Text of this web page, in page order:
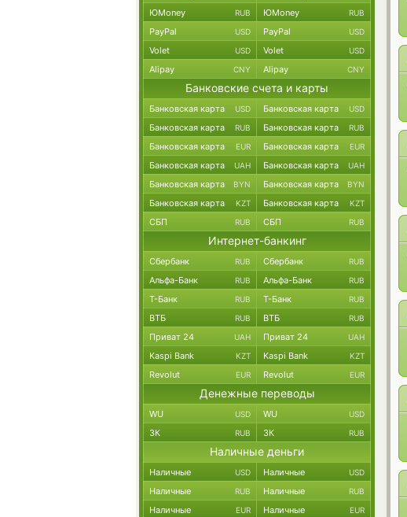
ЮMoney RUB ЮMoney RUB
PayPal USD PayPal USD
Volet USD Volet USD
Alipay CNY Alipay CNY
Банковские счета и карты
Банковская карта USD Банковская карта USD
Банковская карта RUB Банковская карта RUB
Банковская карта EUR Банковская карта EUR
Банковская карта UAH Банковская карта UAH
Банковская карта BYN Банковская карта BYN
Банковская карта KZT Банковская карта KZT
СБП RUB СБП RUB
Интернет-банкинг
Сбербанк RUB Сбербанк RUB
Альфа-Банк RUB Альфа-Банк RUB
Т-Банк RUB Т-Банк RUB
ВТБ RUB ВТБ RUB
Приват 24 UAH Приват 24 UAH
Kaspi Bank KZT Kaspi Bank KZT
Revolut EUR Revolut EUR
Денежные переводы
WU USD WU USD
ЗК RUB ЗК RUB
Наличные деньги
Наличные USD Наличные USD
Наличные RUB Наличные RUB
Наличные EUR Наличные EUR